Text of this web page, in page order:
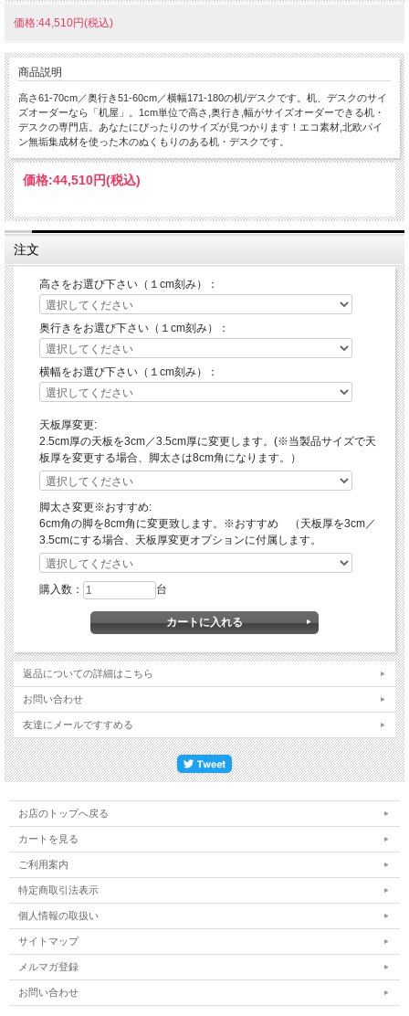
価格:44,510円(税込)
商品説明
高さ61-70cm／奥行き51-60cm／横幅171-180の机/デスクです。机、デスクのサイ
ズオーダーなら「机屋」。1cm単位で高さ,奥行き,幅がサイズオーダーできる机・
デスクの専門店。あなたにぴったりのサイズが見つかります！エコ素材,北欧パイ
ン無垢集成材を使った木のぬくもりのある机・デスクです。
価格:44,510円(税込)
注文
高さをお選び下さい（１cm刻み）：
奥行きをお選び下さい（１cm刻み）：
横幅をお選び下さい（１cm刻み）：
天板厚変更:
2.5cm厚の天板を3cm／3.5cm厚に変更します。(※当製品サイズで天
板厚を変更する場合、脚太さは8cm角になります。）
脚太さ変更※おすすめ:
6cm角の脚を8cm角に変更致します。※おすすめ （天板厚を3cm／
3.5cmにする場合、天板厚変更オプションに付属します。
購入数： 台
返品についての詳細はこちら
お問い合わせ
友達にメールですすめる
お店のトップへ戻る
カートを見る
ご利用案内
特定商取引法表示
個人情報の取扱い
サイトマップ
メルマガ登録
お問い合わせ